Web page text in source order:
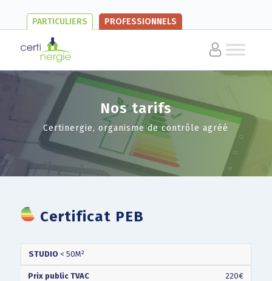
PARTICULIERS PROFESSIONNELS
Nos tarifs
Certinergie, organisme de contrôle agréé
Certificat PEB
PUBLIC
COMMANDE
PRIX
STUDIO < 50M²
220€